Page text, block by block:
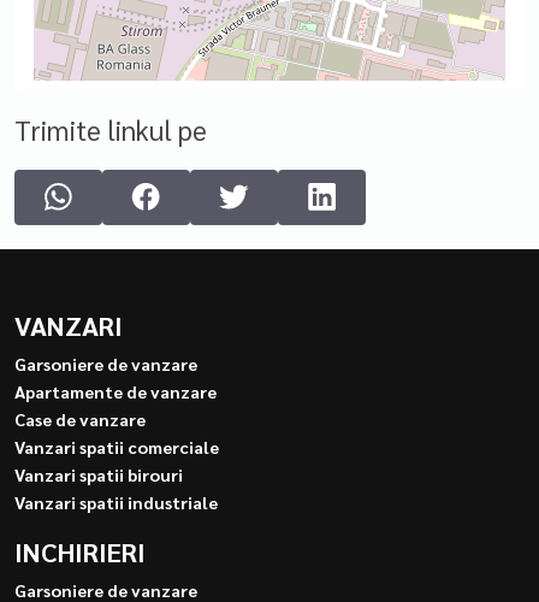
Trimite linkul pe
VANZARI
Garsoniere de vanzare
Apartamente de vanzare
Case de vanzare
Vanzari spatii comerciale
Vanzari spatii birouri
Vanzari spatii industriale
INCHIRIERI
Garsoniere de vanzare